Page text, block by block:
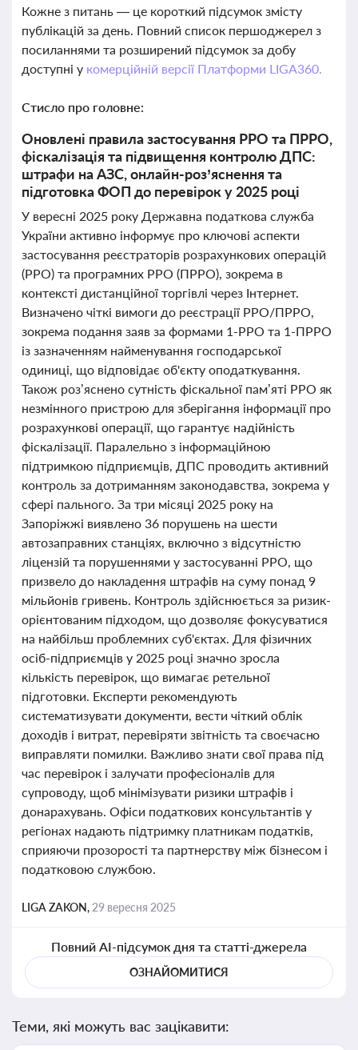
Кожне з питань — це короткий підсумок змісту
публікацій за день. Повний список першоджерел з
посиланнями та розширений підсумок за добу
доступні у комерційній версії Платформи LIGA360.
Стисло про головне:
Оновлені правила застосування РРО та ПРРО,
фіскалізація та підвищення контролю ДПС:
штрафи на АЗС, онлайн-роз’яснення та
підготовка ФОП до перевірок у 2025 році
У вересні 2025 року Державна податкова служба
України активно інформує про ключові аспекти
застосування реєстраторів розрахункових операцій
(РРО) та програмних РРО (ПРРО), зокрема в
контексті дистанційної торгівлі через Інтернет.
Визначено чіткі вимоги до реєстрації РРО/ПРРО,
зокрема подання заяв за формами 1-РРО та 1-ПРРО
із зазначенням найменування господарської
одиниці, що відповідає об'єкту оподаткування.
Також роз’яснено сутність фіскальної пам’яті РРО як
незмінного пристрою для зберігання інформації про
розрахункові операції, що гарантує надійність
фіскалізації. Паралельно з інформаційною
підтримкою підприємців, ДПС проводить активний
контроль за дотриманням законодавства, зокрема у
сфері пального. За три місяці 2025 року на
Запоріжжі виявлено 36 порушень на шести
автозаправних станціях, включно з відсутністю
ліцензій та порушеннями у застосуванні РРО, що
призвело до накладення штрафів на суму понад 9
мільйонів гривень. Контроль здійснюється за ризик-
орієнтованим підходом, що дозволяє фокусуватися
на найбільш проблемних суб'єктах. Для фізичних
осіб-підприємців у 2025 році значно зросла
кількість перевірок, що вимагає ретельної
підготовки. Експерти рекомендують
систематизувати документи, вести чіткий облік
доходів і витрат, перевіряти звітність та своєчасно
виправляти помилки. Важливо знати свої права під
час перевірок і залучати професіоналів для
супроводу, щоб мінімізувати ризики штрафів і
донарахувань. Офіси податкових консультантів у
регіонах надають підтримку платникам податків,
сприяючи прозорості та партнерству між бізнесом і
податковою службою.
LIGA ZAKON, 29 вересня 2025
Повний AI-підсумок дня та статті-джерела
ОЗНАЙОМИТИСЯ
Теми, які можуть вас зацікавити: